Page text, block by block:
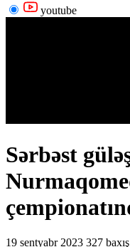
youtube
Sərbəst
19 sentyabr 2023 327 baxış